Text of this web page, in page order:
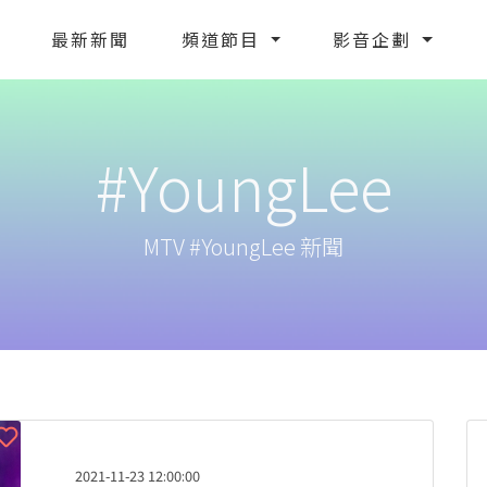
最新新聞 頻道節目 影音企劃
#YoungLee
MTV #YoungLee 新聞
2021-11-23 12:00:00